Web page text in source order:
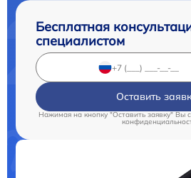
Бесплатная
специалистом
Оставить
Нажимая на кнопку "Оставить заявку" Вы